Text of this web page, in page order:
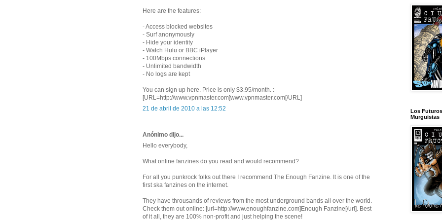
Here are the features:
- Access blocked websites
- Surf anonymously
- Hide your identity
- Watch Hulu or BBC iPlayer
- 100Mbps connections
- Unlimited bandwidth
- No logs are kept
You can sign up here. Price is only $3.95/month. :
[URL=http://www.vpnmaster.com]www.vpnmaster.com[/URL]
21 de abril de 2010 a las 12:52
Anónimo dijo...
Hello everybody,
What online fanzines do you read and would recommend?
For all you punkrock folks out there I recommend The Enough Fanzine. It is one of the
first ska fanzines on the internet.
They have throusands of reviews from the most underground bands all over the world.
Check them out online: [url=http://www.enoughfanzine.com]Enough Fanzine[/url]. Best
of it all, they are 100% non-profit and just helping the scene!
Los Futuros
Murguistas